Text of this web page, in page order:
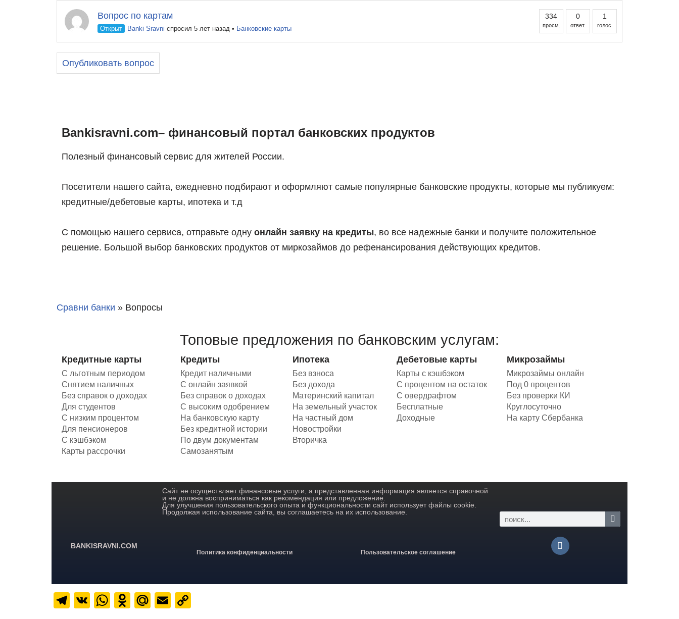
Вопрос по картам
Открыт Banki Sravni спросил 5 лет назад • Банковские карты
334
просм.
0
ответ.
1
голос.
Опубликовать вопрос
Bankisravni.com– финансовый портал банковских продуктов
Полезный финансовый сервис для жителей России.
Посетители нашего сайта, ежедневно подбирают и оформляют самые популярные банковские продукты, которые мы публикуем:
кредитные/дебетовые карты, ипотека и т.д
С помощью нашего сервиса, отправьте одну онлайн заявку на кредиты, во все надежные банки и получите положительное
решение. Большой выбор банковских продуктов от миркозаймов до рефенансирования действующих кредитов.
Сравни банки » Вопросы
Топовые предложения по банковским услугам:
Кредитные карты
С льготным периодом
Снятием наличных
Без справок о доходах
Для студентов
С низким процентом
Для пенсионеров
C кэшбэком
Карты рассрочки
Кредиты
Кредит наличными
С онлайн заявкой
Без справок о доходах
С высоким одобрением
На банковскую карту
Без кредитной истории
По двум документам
Самозанятым
Ипотека
Без взноса
Без дохода
Материнский капитал
На земельный участок
На частный дом
Новостройки
Вторичка
Дебетовые карты
Карты с кэшбэком
С процентом на остаток
С овердрафтом
Бесплатные
Доходные
Микрозаймы
Микрозаймы онлайн
Под 0 процентов
Без проверки КИ
Круглосуточно
На карту Сбербанка
BANKISRAVNI.COM
Сайт не осуществляет финансовые услуги, а представленная информация является справочной
и не должна восприниматься как рекомендация или предложение.
Для улучшения пользовательского опыта и функциональности сайт использует файлы cookie.
Продолжая использование сайта, вы соглашаетесь на их использование.
Политика конфиденциальности Пользовательское соглашение
Telegram
VK WhatsApp
Odnoklassniki
Mail.Ru
Email